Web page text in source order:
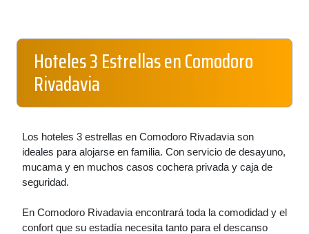
Hoteles 3 Estrellas en Comodoro
Rivadavia
Los hoteles 3 estrellas en Comodoro Rivadavia son
ideales para alojarse en familia. Con servicio de desayuno,
mucama y en muchos casos cochera privada y caja de
seguridad.
En Comodoro Rivadavia encontrará toda la comodidad y el
confort que su estadía necesita tanto para el descanso